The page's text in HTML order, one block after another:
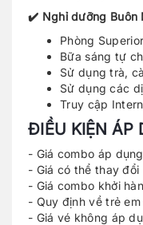
✔️ Nghỉ dưỡng Buôn
Phòng
Bữa sáng tự
Sử dụng trà,
Sử dụng các
Truy cập
ĐIỀU KIỆN ÁP
- Giá combo áp
- Giá có thể thay
- Giá combo khởi
- Quy định về trẻ
- Giá vé không áp